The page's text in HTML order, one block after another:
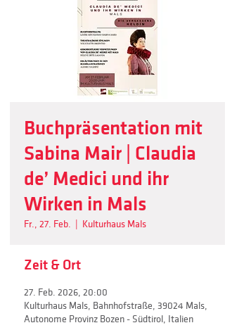
Buchpräsentation mit
Sabina Mair | Claudia
de’ Medici und ihr
Wirken in Mals
Fr., 27. Feb. Kulturhaus Mals
Zeit & Ort
27. Feb. 2026, 20:00
Kulturhaus Mals, Bahnhofstraße, 39024 Mals,
Autonome Provinz Bozen - Südtirol, Italien